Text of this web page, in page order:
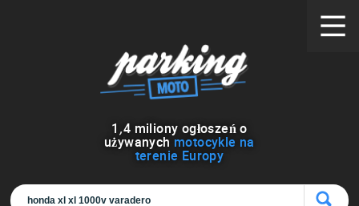
1 ,4 miliony ogłoszeń o
używanych motocykle na
terenie Europy